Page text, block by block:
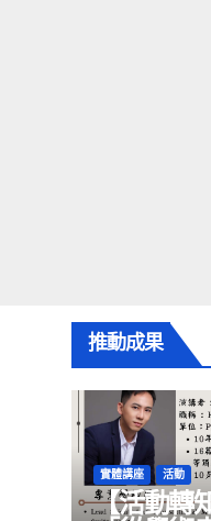
推動成果
實體講座 活動
【活動轉